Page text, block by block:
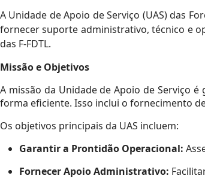
A Unidade de Apoio de Serviço (UAS) das
fornecer suporte administrativo, técnico e
das F-FDTL.
Missão e Objetivos
A missão da Unidade de Apoio de Serviço
forma eficiente. Isso inclui o fornecimento
Os objetivos principais da UAS incluem:
Garantir a Prontidão Operacional:
Fornecer Apoio Administrativo: